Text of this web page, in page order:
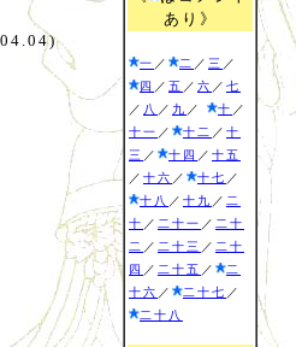
あり》
一 ／ 二 ／ 三 ／
四 ／ 五 ／ 六 ／ 七
／ 八 ／ 九 ／ 十 ／
十一 ／ 十二 ／ 十
三 ／ 十四 ／ 十五
／ 十六 ／ 十七 ／
十八 ／ 十九 ／ 二
十 ／ 二十一 ／ 二十
二 ／ 二十三 ／ 二十
四 ／ 二十五 ／
二
十六 ／ 二十七 ／
二十八